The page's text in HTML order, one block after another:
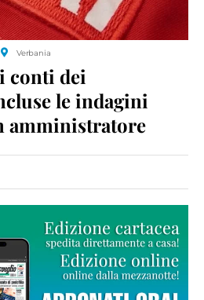
Verbania
conti dei
le indagini
amministratore